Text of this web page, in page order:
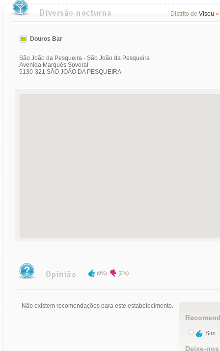
Distrito de Viseu »
Douros Bar
São João da Pesqueira - São João da Pesqueira
Avenida Marquês Soveral
5130-321 SÃO JOÃO DA PESQUEIRA
(0%) (0%)
Não existem recomendações para este estabelecimento.
Sim
Deixe-